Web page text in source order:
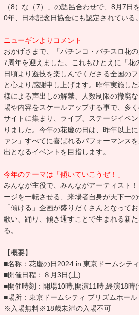
（8）な（7）」の語呂合わせで、8月7日
0年、日本記念日協会にも認定されている。
ニューギンよりコメント
おかげさまで、「パチンコ・パチスロ花
7周年を迎えました。これもひとえに「花
日頃より遊技を楽しんでくださる全国の
と心より感謝申し上げます。昨年実施し
様による声出しの解禁、人数制限の撤廃
場や内容をスケールアップする事で、多
サイトに集まり、ライブ、ステージイベ
りました。今年の花慶の日は、昨年以上
ァン」すべてに喜ばれるパフォーマンス
出となるイベントを目指します。
今年のテーマは「傾いていこうぜ！」
みんなが主役で、みんながアーティスト
ージを一転させる、来場者自身が天下一
「傾ける」企画が盛りだくさんとなって
歌い、踊り、傾き通すことで生まれる新
る。
【概要】
■名称：花慶の日2024 in 東京ドームシテ
■開催日程：８月3日(土)
■開催時刻：開場10時,開演11時,終演18時
■場所：東京ドームシティ プリズムホール
※入場無料※18歳未満の入場不可